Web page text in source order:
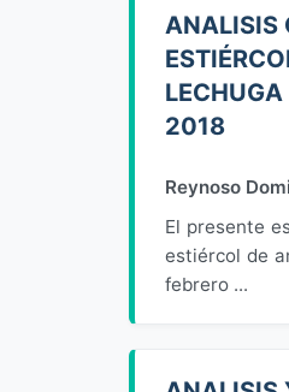
ANALISIS
2018
Reynoso
El presente
estiércol de
febrero ...